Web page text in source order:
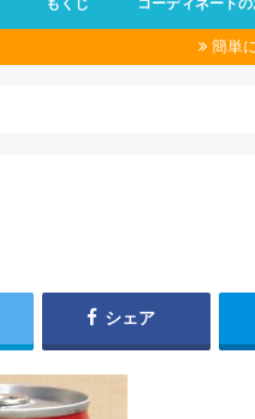
もくじ コーディネート
簡単
シェア